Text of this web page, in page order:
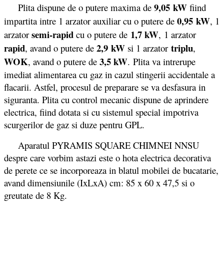
Plita dispune de o putere maxima de 9,05 kW fiind
impartita intre 1 arzator auxiliar cu o putere de 0,95 kW, 1
arzator semi-rapid cu o putere de 1,7 kW, 1 arzator
rapid, avand o putere de 2,9 kW si 1 arzator triplu,
WOK, avand o putere de 3,5 kW. Plita va intrerupe
imediat alimentarea cu gaz in cazul stingerii accidentale a
flacarii. Astfel, procesul de preparare se va desfasura in
siguranta. Plita cu control mecanic dispune de aprindere
electrica, fiind dotata si cu sistemul special impotriva
scurgerilor de gaz si duze pentru GPL.
Aparatul PYRAMIS SQUARE CHIMNEI NNSU
despre care vorbim astazi este o hota electrica decorativa
de perete ce se incorporeaza in blatul mobilei de bucatarie,
avand dimensiunile (IxLxA) cm: 85 x 60 x 47,5 si o
greutate de 8 Kg.